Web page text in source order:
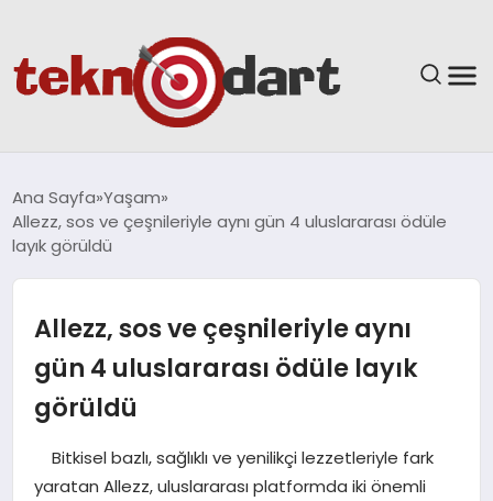
YAŞAM
GÜNDEM
SPOR
Ana Sayfa Yaşam
Allezz, sos ve çeşnileriyle aynı gün 4 uluslararası ödüle
layık görüldü
Allezz, sos ve çeşnileriyle aynı
gün 4 uluslararası ödüle layık
görüldü
Bitkisel bazlı, sağlıklı ve yenilikçi lezzetleriyle fark
yaratan Allezz, uluslararası platformda iki önemli